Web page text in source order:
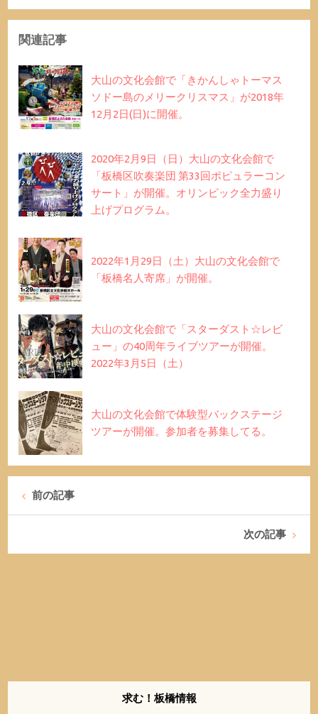
関連記事
大山の文化会館で「きかんしゃトーマス
ソドー島のメリークリスマス」が2018年
12月2日(日)に開催。
2020年2月9日（日）大山の文化会館で
「板橋区吹奏楽団 第33回ポピュラーコン
サート」が開催。オリンピック全力盛り
上げプログラム。
2022年1月29日（土）大山の文化会館で
「板橋名人寄席」が開催。
大山の文化会館で「スターダスト☆レビ
ュー」の40周年ライブツアーが開催。
2022年3月5日（土）
大山の文化会館で体験型バックステージ
ツアーが開催。参加者を募集してる。
前の記事
次の記事
求む！板橋情報